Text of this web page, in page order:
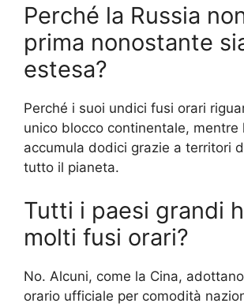
Perché la Russia
prima nonostante
estesa?
Perché i suoi undici fusi orari
unico blocco continentale, mentre
accumula dodici grazie a territori
tutto il pianeta.
Tutti i paesi grandi
molti fusi orari?
No. Alcuni, come la Cina,
orario ufficiale per comodità